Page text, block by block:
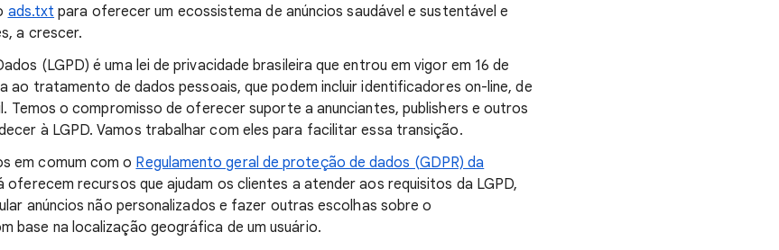
ads.txt para oferecer um ecossistema de anúncios saudável e sustentável e
a crescer.
(LGPD) é uma lei de privacidade brasileira que entrou em vigor em 16 de
ao tratamento de dados pessoais, que podem incluir identificadores on-line, de
Temos o compromisso de oferecer suporte a anunciantes, publishers e outros
à LGPD. Vamos trabalhar com eles para facilitar essa transição.
em comum com o Regulamento geral de proteção de dados (GDPR) da
oferecem recursos que ajudam os clientes a atender aos requisitos da LGPD,
anúncios não personalizados e fazer outras escolhas sobre o
base na localização geográfica de um usuário.